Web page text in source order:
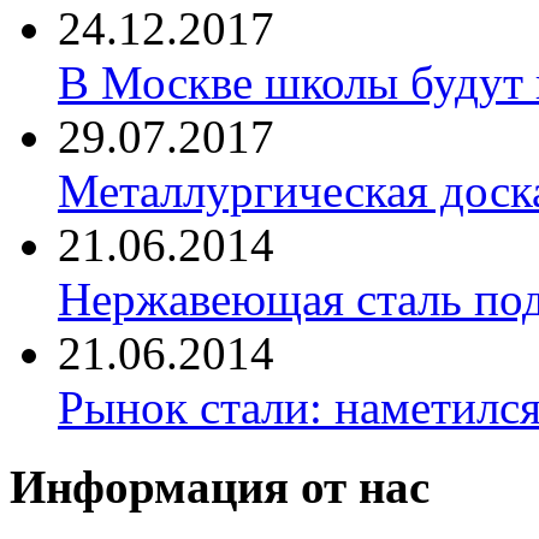
24.12.2017
В Москве школы будут
29.07.2017
Металлургическая
21.06.2014
Нержавеющая сталь
21.06.2014
Рынок стали:
Информация от нас